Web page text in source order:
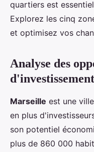
quartiers est
Explorez les cinq
et optimisez vos
Analyse des
Marseille est une
en plus
son potentiel
plus de 860 000